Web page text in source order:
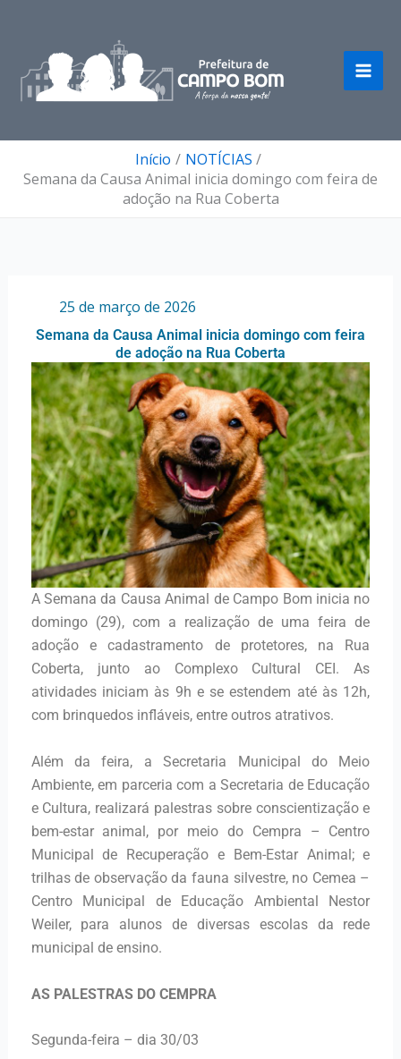
conteúdo
Início
NOTÍCIAS
Semana da Causa Animal inicia domingo com feira de
adoção na Rua Coberta
25 de março de 2026
Semana da Causa Animal inicia domingo com feira
de adoção na Rua Coberta
A Semana da Causa Animal de Campo Bom inicia no
domingo (29), com a realização de uma feira de
adoção e cadastramento de protetores, na Rua
Coberta, junto ao Complexo Cultural CEI. As
atividades iniciam às 9h e se estendem até às 12h,
com brinquedos infláveis, entre outros atrativos.
Além da feira, a Secretaria Municipal do Meio
Ambiente, em parceria com a Secretaria de Educação
e Cultura, realizará palestras sobre conscientização e
bem-estar animal, por meio do Cempra – Centro
Municipal de Recuperação e Bem-Estar Animal; e
trilhas de observação da fauna silvestre, no Cemea –
Centro Municipal de Educação Ambiental Nestor
Weiler, para alunos de diversas escolas da rede
municipal de ensino.
AS PALESTRAS DO CEMPRA
Segunda-feira – dia 30/03